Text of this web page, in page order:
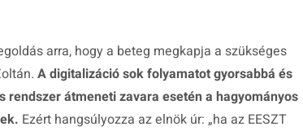
arra, hogy a beteg megkapja a szükséges
A digitalizáció sok folyamatot gyorsabbá és
átmeneti zavara esetén a hagyományos
Ezért hangsúlyozza az elnök úr: „ha az EESZT